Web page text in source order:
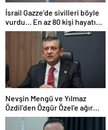
İsrail Gazze’de sivilleri böyle
vurdu… En az 80 kişi hayatını
kaybetti
Nevşin Mengü ve Yılmaz
Özdil’den Özgür Özel’e ağır
eleştiriler